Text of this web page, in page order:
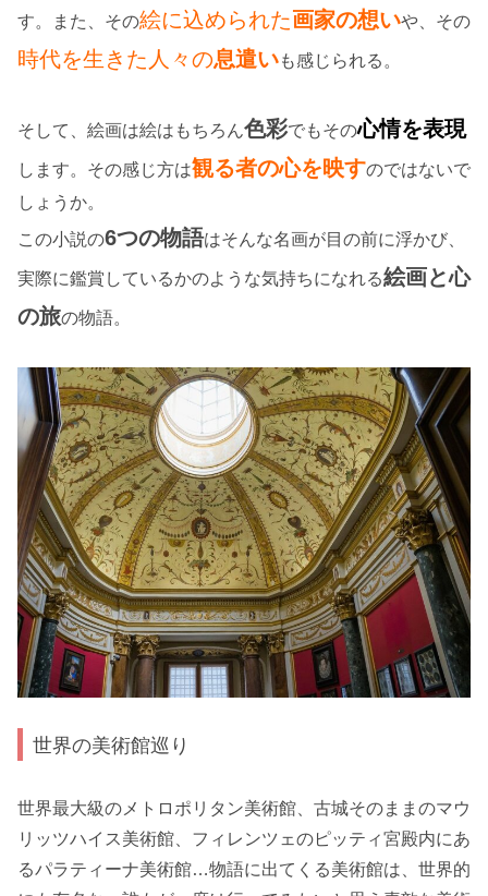
す。また、その絵に込められた画家の想いや、その
時代を生きた人々の息遣いも感じられる。
そして、絵画は絵はもちろん色彩でもその心情を表現
します。その感じ方は観る者の心を映すのではないで
しょうか。
この小説の6つの物語はそんな名画が目の前に浮かび、
実際に鑑賞しているかのような気持ちになれる絵画と心
の旅の物語。
世界の美術館巡り
世界最大級のメトロポリタン美術館、古城そのままのマウ
リッツハイス美術館、フィレンツェのピッティ宮殿内にあ
るパラティーナ美術館…物語に出てくる美術館は、世界的